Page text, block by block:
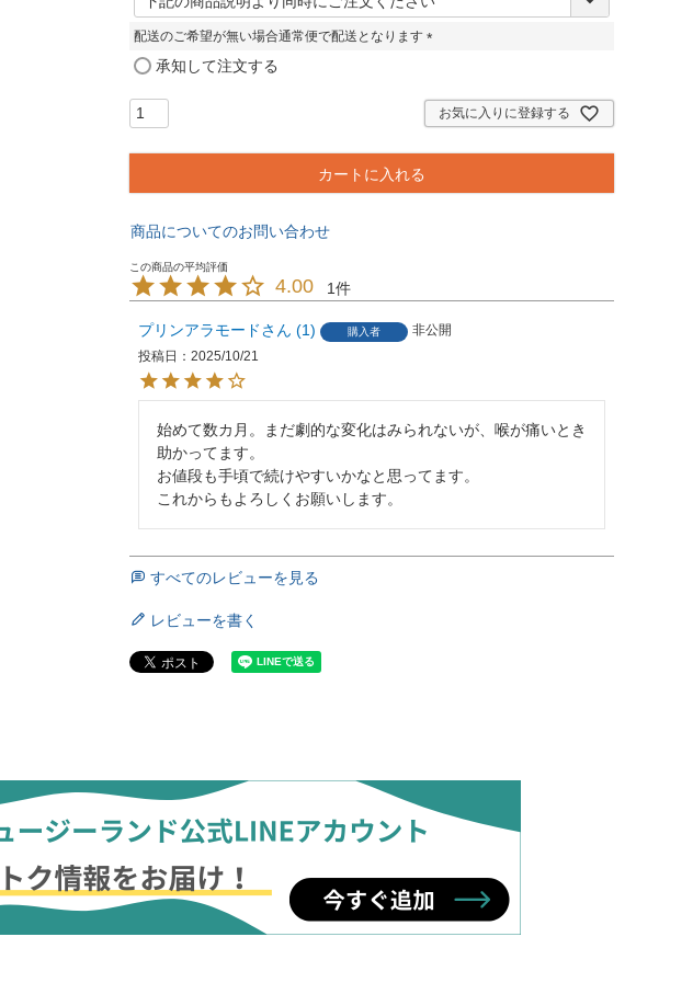
必
須
配送のご希望が無い場合通常便で配送となります
須
承知して注文する
お気に入りに登録する
カートに入れる
商品についてのお問い合わせ
4.00 1
プリンアラモード 1 購入者
非公開
投稿日
2025/10/21
始めて数カ月。まだ劇的な変化はみられないが、喉が痛いとき
助かってます。
お値段も手頃で続けやすいかなと思ってます。
これからもよろしくお願いします。
すべてのレビューを見る
レビューを書く